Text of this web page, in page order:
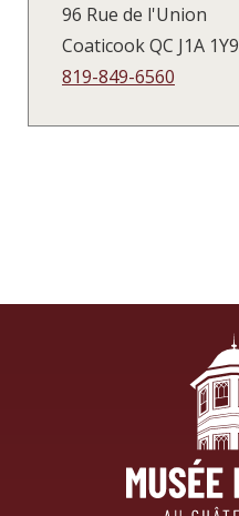
96 Rue de l'Union
CoaticookQC J1A 1Y9
819-849-6560